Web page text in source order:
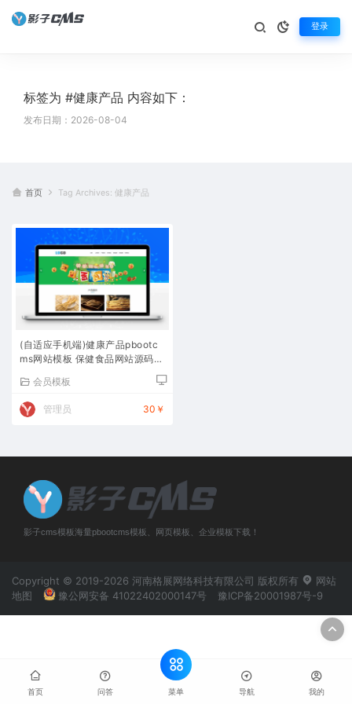
登录
标签为 #健康产品 内容如下：
发布日期：2026-08-04
首页 Tag Archives: 健康产品
(自适应手机端)健康产品pbootc
ms网站模板 保健食品网站源码下
会员模板
管理员 30￥
影子cms模板海量pbootcms模板、网页模板、企业模板下载！
Copyright © 2019-2026 河南格展网络科技有限公司 版权所有
网站
地图
豫公网安备 41022402000147号 豫ICP备20001987号-9
首页 问答 菜单 导航 我的